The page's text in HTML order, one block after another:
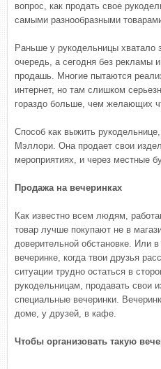
вопрос, как продать свое
самыми разнообразными
Раньше у рукодельницы хватало
очередь, а сегодня без рекламы
продашь. Многие пытаются
интернет, но там слишком
гораздо больше, чем желающих
Способ как выжить
Мэллори. Она продает свои
мероприятиях, и через местные
Продажа на вечеринках
Как известно всем людям,
товар лучше покупают не в
доверительной обстановке. Или
вечеринке, когда твои друзья
ситуации трудно остаться в
рукодельницам, продавать свои
специальные вечеринки.
доме, у друзей, в кафе.
Чтобы организовать такую